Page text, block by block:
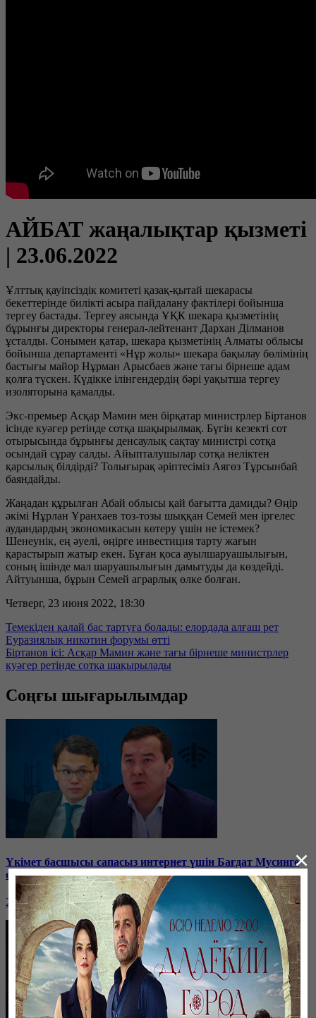
АЙБАТ жаңалықтар қызметі
| 23.06.2022
Ұлттық қауіпсіздік комитеті қазақ-қытай шекарасы
бекеттерінде билікті асыра пайдалану фактілері бойынша
тергеу бастады. Тергеу аясында ҰҚК шекара қызметінің
бұрынғы директоры генерал-лейтенант Дархан Ділманов
ұсталды. Сонымен қатар, шекара қызметінің Алматы облысы
бойынша департаменті «Нұр жолы» шекара бақылау бөлімінің
бастығы майор Нұрман Арысбаев және тағы бірнеше адам
қолға түскен. Күдікке ілінгендердің бәрі уақытша тергеу
изоляторына қамалды.
Экс-премьер Асқар Мамин мен бірқатар министрлер Біртанов
ісінде куәгер ретінде сотқа шақырылмақ. Бүгін кезекті сот
отырысында бұрынғы денсаулық сақтау министрі сотқа
осындай сұрау салды. Айыпталушылар сотқа неліктен
қарсылық білдірді? Толығырақ әріптесіміз Аягөз Тұрсынбай
баяндайды.
Жаңадан құрылған Абай облысы қай бағытта дамиды? Өңір
әкімі Нұрлан Ұранхаев тоз-тозы шыққан Семей мен іргелес
аудандардың экономикасын көтеру үшін не істемек?
Шенеунік, ең әуелі, өңірге инвестиция тарту жағын
қарастырып жатыр екен. Бұған қоса ауылшаруашылығын,
соның ішінде мал шаруашылығын дамытуды да көздейді.
Айтуынша, бұрын Семей аграрлық өлке болған.
Четверг, 23 июня 2022, 18:30
Темекіден қалай бас тартуға болады: елордада алғаш рет
Еуразиялық никотин форумы өтті
Біртанов ісі: Асқар Мамин және тағы бірнеше министрлер
куәгер ретінде сотқа шақырылады
Соңғы шығарылымдар
Үкімет басшысы сапасыз интернет үшін Бағдат Мусинге
ескерту жасады
26 января, 19:37
×